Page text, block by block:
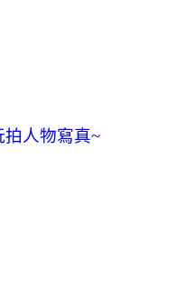
人物寫真~